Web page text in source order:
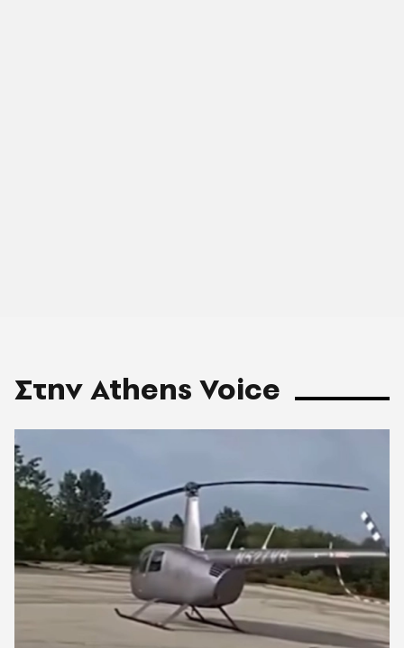
Στην Athens Voice